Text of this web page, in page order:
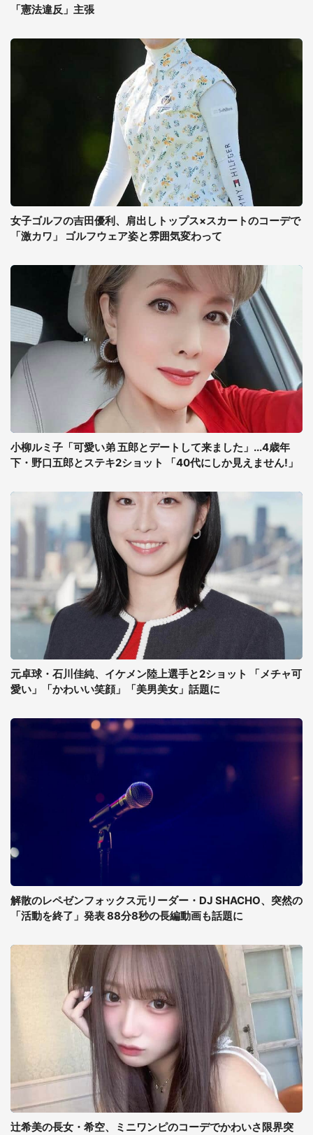
「憲法違反」主張
女子ゴルフの吉田優利、肩出しトップス×スカートのコーデで
「激カワ」 ゴルフウェア姿と雰囲気変わって
小柳ルミ子「可愛い弟 五郎とデートして来ました」...4歳年
下・野口五郎とステキ2ショット 「40代にしか見えません!」
元卓球・石川佳純、イケメン陸上選手と2ショット 「メチャ可
愛い」「かわいい笑顔」「美男美女」話題に
解散のレペゼンフォックス元リーダー・DJ SHACHO、突然の
「活動を終了」発表 88分8秒の長編動画も話題に
辻希美の長女・希空、ミニワンピのコーデでかわいさ限界突